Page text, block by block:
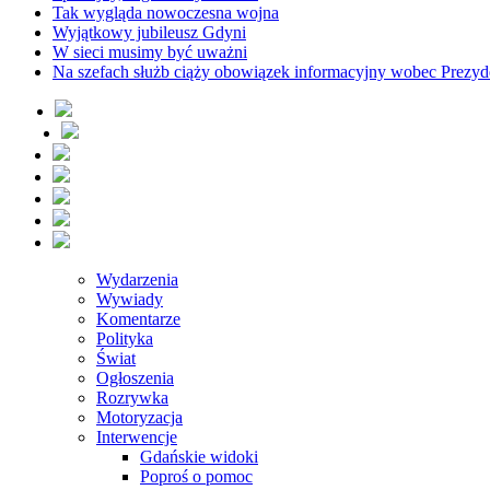
Tak wygląda nowoczesna wojna
Wyjątkowy jubileusz Gdyni
W sieci musimy być uważni
Na szefach służb ciąży obowiązek informacyjny wobec
Wydarzenia
Wywiady
Komentarze
Polityka
Świat
Ogłoszenia
Rozrywka
Motoryzacja
Interwencje
Gdańskie widoki
Poproś o pomoc